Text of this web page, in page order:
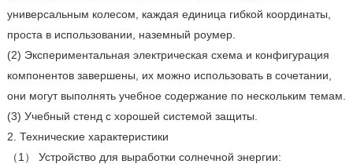
универсальным колесом, каждая единица гибкой координаты,
проста в использовании, наземный роумер.
(2) Экспериментальная электрическая схема и конфигурация
компонентов завершены, их можно использовать в сочетании,
они могут выполнять учебное содержание по нескольким темам.
(3) Учебный стенд с хорошей системой защиты.
2. Технические характеристики
（1） Устройство для выработки солнечной энергии: